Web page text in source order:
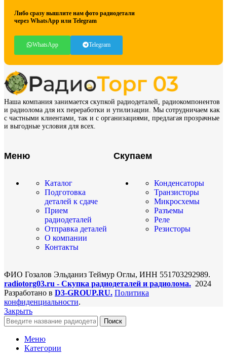
Либо сразу вышлите нам фото радиодетали
через WhatsApp или Telegram
WhatsApp Telegram
Наша компания занимается скупкой радиодеталей, радиокомпонентов
и радиолома для их переработки и утилизации. Мы сотрудничаем как
с частными клиентами, так и с организациями, предлагая прозрачные
и выгодные условия для всех.
Меню
Каталог
Подготовка
деталей к сдаче
Прием
радиодеталей
Отправка деталей
О компании
Контакты
Скупаем
Конденсаторы
Транзисторы
Микросхемы
Разъемы
Реле
Резисторы
ФИО Гозалов Эльданиз Теймур Оглы, ИНН 551703292989.
radiotorg03.ru - Скупка радиодеталей и радиолома. 2024
Разработано в D3-GROUP.RU. Политика
конфиденциальности.
Закрыть
Поиск
Меню
Категории